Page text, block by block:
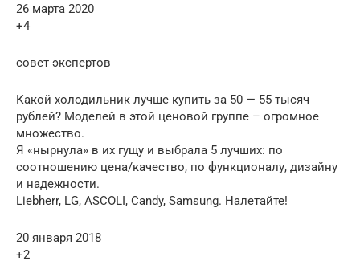
26 марта 2020
+4
совет экспертов
Какой холодильник лучше купить за 50 — 55 тысяч
рублей? Моделей в этой ценовой группе – огромное
множество.
Я «нырнула» в их гущу и выбрала 5 лучших: по
соотношению цена/качество, по функционалу, дизайну
и надежности.
Liebherr, LG, ASCOLI, Candy, Samsung. Налетайте!
20 января 2018
+2